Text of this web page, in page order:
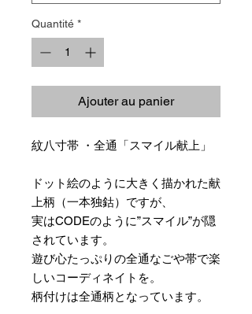
Quantité *
Ajouter au panier
紋八寸帯 ・全通「スマイル献上」
ドット絵のように大きく描かれた献
上柄（一本独鈷）ですが、
実はCODEのように”スマイル”が隠
されています。
遊び心たっぷりの全通なごや帯で楽
しいコーディネイトを。
柄付けは全通柄となっています。